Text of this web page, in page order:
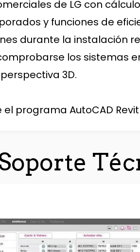
de LG con
y funciones de
durante la instalación
los sistemas
perspectiva 3D.
el programa AutoCAD Revit